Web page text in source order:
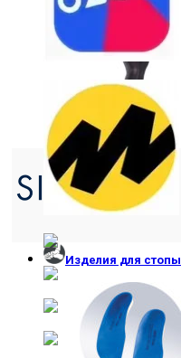
РУКАВА
ЧУЛКИ
Изделия для стопы